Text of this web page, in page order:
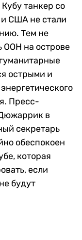
танкер со
США не стали
Тем не
ООН на острове
острыми и
Пресс-
в
секретарь
обеспокоен
которая
если
будут